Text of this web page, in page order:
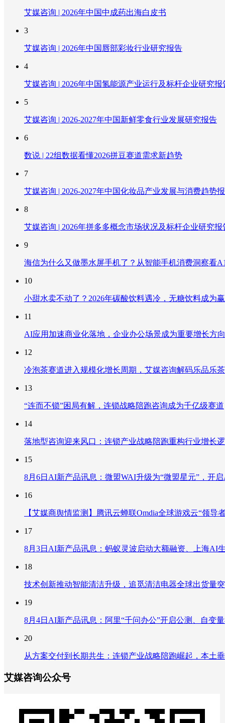
艾媒咨询 | 2026年中国中成药出海白皮书
3
艾媒咨询 | 2026年中国唇部彩妆行业研究报告
4
艾媒咨询 | 2026年中国氢能源产业运行及标杆企业研究报
5
艾媒咨询 | 2026-2027年中国新鲜零食行业发展研究报告
6
数说 | 22组数据看懂2026拼豆赛道需求新趋势
7
艾媒咨询 | 2026-2027年中国化妆品产业发展与消费趋势
8
艾媒咨询 | 2026年拼多多概念市场状况及标杆企业研究报
9
海信为什么又做墨水屏手机了？从智能手机消费洞察看
10
小甜水卖不动了？2026年碳酸饮料遇冷，无糖饮料成为
11
AI应用加速商业化落地，企业办公场景成为重要增长方向
12
冷泡茶赛道进入规模化增长周期，艾媒咨询解码乐品乐
13
“连而不锁”困局有解，连锁战略陪跑咨询成为千亿级赛道
14
落地型咨询迎来风口：连锁产业战略陪跑重构行业增
15
8月6日AI新产品讯息：微盟WAI升级为“微盟星元”，开
16
【艾媒商舆情监测】腾讯云蝉联Omdia全球游戏云“领
17
8月3日AI新产品讯息：蚂蚁灵波启动大额融资、上海AI
18
技术创新推动智能清洁升级，追觅清洁电器全球出货量
19
8月4日AI新产品讯息：阿里“千问办公”开启公测、自变
20
从方案交付到长期共生：连锁产业战略陪跑崛起，本土
艾媒咨询公众号